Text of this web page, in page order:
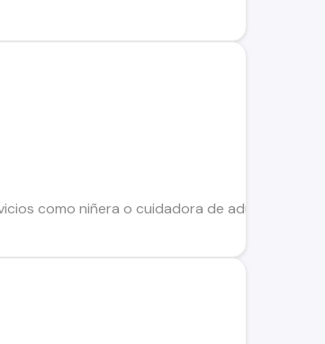
como niñera o cuidadora de adulto